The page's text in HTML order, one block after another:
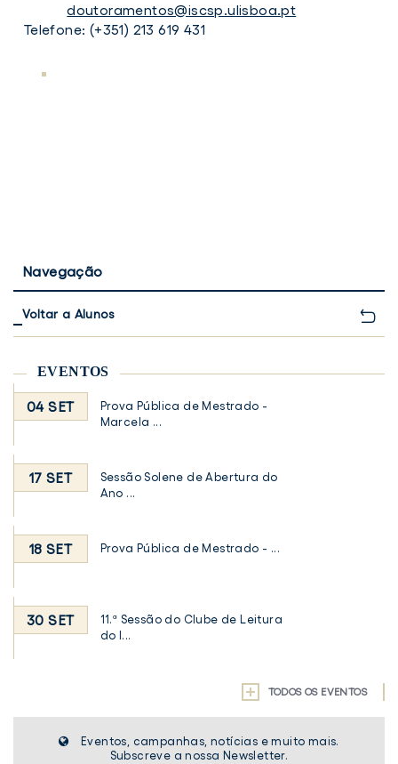
doutoramentos@iscsp.ulisboa.pt
Telefone: (+351) 213 619 431
Navegação
Voltar a Alunos
EVENTOS
04 SET
Prova Pública de Mestrado -
Marcela ...
17 SET
Sessão Solene de Abertura do
Ano ...
18 SET Prova Pública de Mestrado - ...
30 SET
11.ª Sessão do Clube de Leitura
do I...
TODOS OS EVENTOS
Eventos, campanhas, notícias e muito mais.
Subscreve a nossa Newsletter.